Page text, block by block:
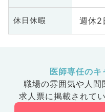
休日休暇 週休2
医師専任の
職場の雰囲気や人間
求人票に掲載されて